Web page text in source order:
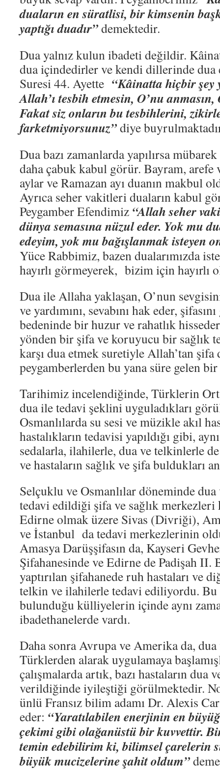
duaların en süratlisi, bir kimsenin
yaptığı duadır”demektedir.
Dua yalnız kulun ibadeti değildir.
dua içindedirler ve kendi dillerinde dua
Suresi 44. Ayette “Kâinatta hiçbir
Allah’ı tesbih etmesin, O’nu
Fakat siz onların bu tesbihlerini,
farketmiyorsunuz”diye
Dua bazı zamanlarda yapılırsa
daha çabuk kabul görür. Bayram, arefe
aylar ve Ramazan ayı duanın makbul
Ayrıca seher vakitleri duaların kabul
Peygamber Efendimiz “Allah seher
dünya semasına nüzul eder. Yok mu
edeyim, yok mu bağışlanmak isteyen
Yüce Rabbimiz, bazen dualarımızda
hayırlı görmeyerek, bizim için hayırlı
Dua ile Allaha yaklaşan, O’nun
ve yardımını, sevabını hak eder,
bedeninde bir huzur ve rahatlık
yönden bir şifa ve koruyucu bir sağlık
karşı dua etmek suretiyle Allah’tan
peygamberlerden bu yana süre gelen
Tarihimiz incelendiğinde, Türklerin
dua ile tedavi şeklini uyguladıkları
Osmanlılarda su sesi ve müzikle akıl
hastalıkların tedavisi yapıldığı gibi,
sedalarla, ilahilerle, dua ve telkinlerle
ve hastaların sağlık ve şifa buldukları
Selçuklu ve Osmanlılar döneminde
tedavi edildiği şifa ve sağlık
Edirne olmak üzere Sivas (Divriği),
ve İstanbul da tedavi merkezlerinin
Amasya Darüşşifasın da, Kayseri
Şifahanesinde ve Edirne de Padişah II.
yaptırılan şifahanede ruh hastaları ve
telkin ve ilahilerle tedavi ediliyordu.
bulunduğu külliyelerin içinde aynı
ibadethanelerde vardı.
Daha sonra Avrupa ve Amerika da,
Türklerden alarak uygulamaya
çalışmalarda artık, bazı hastaların dua
verildiğinde iyileştiği görülmektedir.
ünlü Fransız bilim adamı Dr. Alexis
eder: “Yaratılabilen enerjinin en
çekimi gibi olağanüstü bir kuvvettir.
temin edebilirim ki, bilimsel çarelerin
büyük mucizelerine şahit oldum”